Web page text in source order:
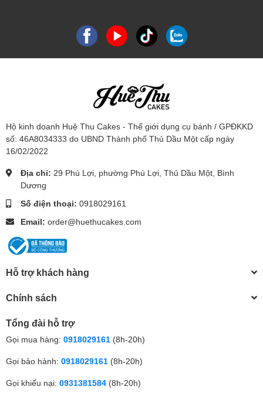
Hộ kinh doanh Huệ Thu Cakes - Thế giới dụng cụ bánh / GPĐKKD
số: 46A8034333 do UBND Thành phố Thủ Dầu Một cấp ngày
16/02/2022
Địa chỉ: 29 Phú Lợi, phường Phú Lợi, Thủ Dầu Một, Bình
Dương
Số điện thoại: 0918029161
Email: order@huethucakes.com
Hỗ trợ khách hàng
Chính sách
Tổng đài hỗ trợ
Gọi mua hàng: 0918029161 (8h-20h)
Gọi bảo hành: 0918029161 (8h-20h)
Gọi khiếu nại: 0931381584 (8h-20h)